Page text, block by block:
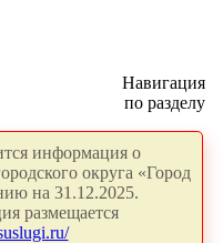
Навигация
по разделу
информация о
округа «Город
на 31.12.2025.
размещается